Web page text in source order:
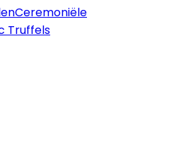
Ceremoniële
Truffels